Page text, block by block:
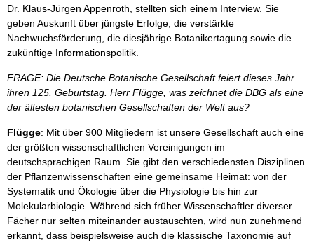
Dr. Klaus-Jürgen Appenroth, stellten sich einem Interview. Sie
geben Auskunft über jüngste Erfolge, die verstärkte
Nachwuchsförderung, die diesjährige Botanikertagung sowie die
zukünftige Informationspolitik.
FRAGE: Die Deutsche Botanische Gesellschaft feiert dieses Jahr
ihren 125. Geburtstag. Herr Flügge, was zeichnet die DBG als eine
der ältesten botanischen Gesellschaften der Welt aus?
Flügge: Mit über 900 Mitgliedern ist unsere Gesellschaft auch eine
der größten wissenschaftlichen Vereinigungen im
deutschsprachigen Raum. Sie gibt den verschiedensten Disziplinen
der Pflanzenwissenschaften eine gemeinsame Heimat: von der
Systematik und Ökologie über die Physiologie bis hin zur
Molekularbiologie. Während sich früher Wissenschaftler diverser
Fächer nur selten miteinander austauschten, wird nun zunehmend
erkannt, dass beispielsweise auch die klassische Taxonomie auf